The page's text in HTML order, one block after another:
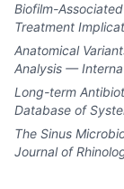
Biofilm-
Treatment
Anatomical
Analysis —
Long-term
Database of
The Sinus
Journal of